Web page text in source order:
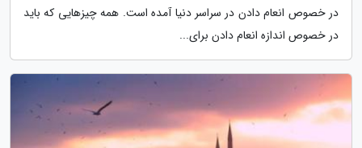
در خصوص انعام دادن در سراسر دنیا آمده است. همه چیزهایی که باید
در خصوص اندازه انعام دادن برای...